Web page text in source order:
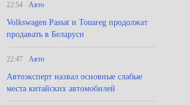
22:54 Авто
Volkswagen Passat и Touareg продолжат
продавать в Беларуси
22:47 Авто
Автоэксперт назвал основные слабые
места китайских автомобилей